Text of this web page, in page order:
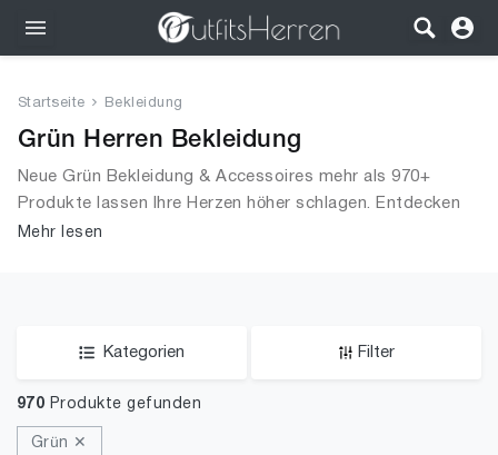
Bekleidung
Wäsche
Schuhe
Startseite Bekleidung
Grün Herren Bekleidung
Neue Grün Bekleidung & Accessoires mehr als 970+
Produkte lassen Ihre Herzen höher schlagen. Entdecken
Sie unsere Auswahl an Tops, T-Shirts, Accessoires,
Mehr lesen
Kategorien Filter
970 Produkte gefunden
Grün ✕